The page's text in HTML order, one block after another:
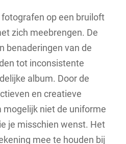
op een bruiloft
zich meebrengen. De
benaderingen van de
tot inconsistente
album. Door de
en creatieve
mogelijk niet de uniforme
je misschien wenst. Het
mee te houden bij